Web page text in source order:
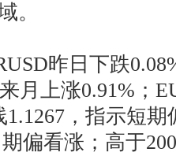
。
昨日下跌
月上涨0.91%；
1.1267，指示短
偏看涨；高于